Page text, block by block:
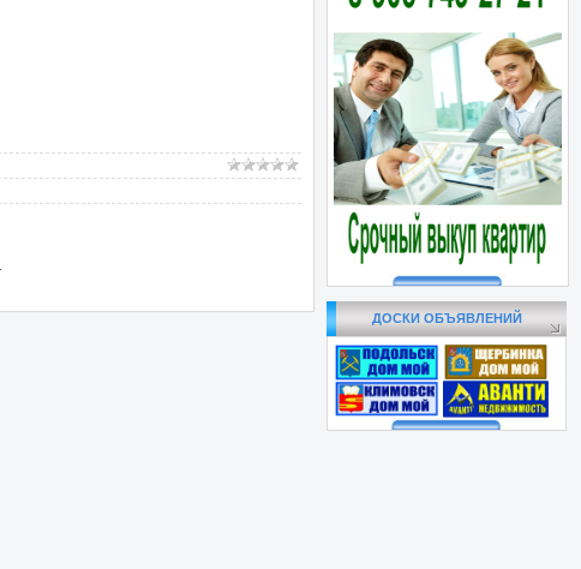
ДОСКИ ОБЪЯВЛЕНИЙ